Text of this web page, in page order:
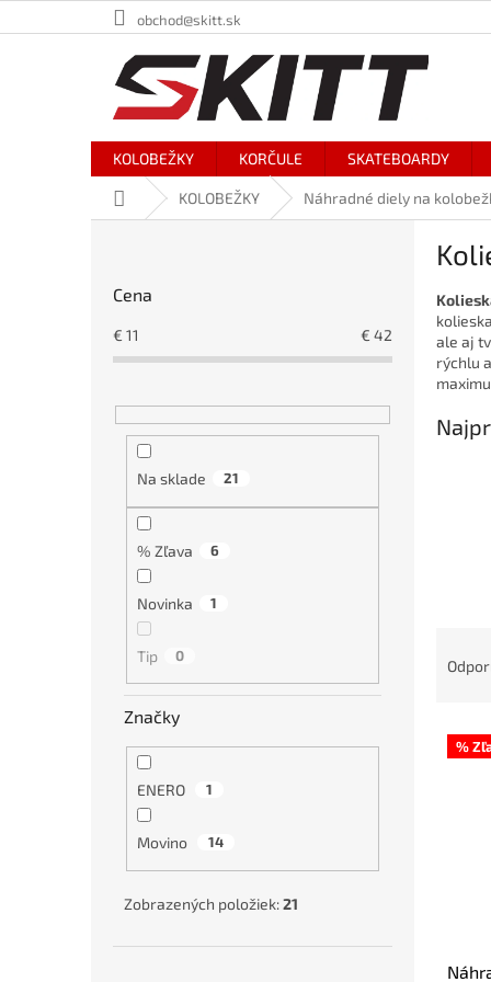
na
obchod@skitt.sk
KOLOBEŽKY KORČULE SKATEBOARDY
DomovKOLOBEŽKY Náhradné diely na
Cena
€ 11 € 42
Na sklade 21
% Zľava 6
Novinka 1
Tip 0
Značky
ENERO 1
Movino 14
Zobrazených položiek:21
ale aj
rýchlu
nV %